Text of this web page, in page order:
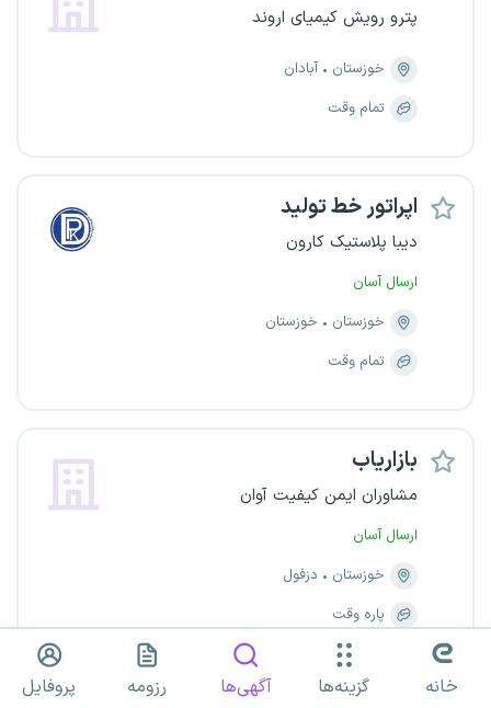
پترو رویش کیمیای اروند
خوزستان
آبادان
تمام وقت
اپراتور خط تولید
دیبا پلاستیک کارون
ارسال آسان
خوزستان
خوزستان
تمام وقت
بازاریاب
مشاوران ایمن کیفیت آوان
ارسال آسان
خوزستان
دزفول
پاره وقت
خانه گزینه‌ها آگهی‌ها رزومه پروفایل